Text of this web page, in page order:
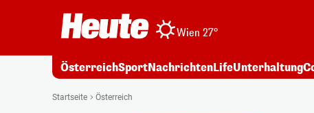
Wien 27°
ÖsterreichSportNachrichtenLifeUnterhaltung
Startseite Österreich